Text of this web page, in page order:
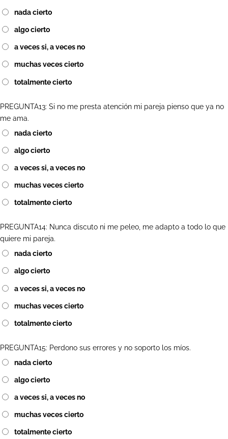
nada cierto
algo cierto
a veces si, a veces no
muchas veces cierto
totalmente cierto
PREGUNTA13: Si no me presta atención mi pareja pienso que ya no
me ama.
nada cierto
algo cierto
a veces si, a veces no
muchas veces cierto
totalmente cierto
PREGUNTA14: Nunca discuto ni me peleo, me adapto a todo lo que
quiere mi pareja.
nada cierto
algo cierto
a veces si, a veces no
muchas veces cierto
totalmente cierto
PREGUNTA15: Perdono sus errores y no soporto los míos.
nada cierto
algo cierto
a veces si, a veces no
muchas veces cierto
totalmente cierto